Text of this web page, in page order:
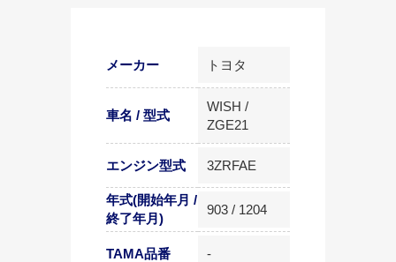
メーカー トヨタ
車名 / 型式
WISH /
ZGE21
エンジン型式 3ZRFAE
年式(開始年月 /
終了年月)
903 / 1204
TAMA品番 -